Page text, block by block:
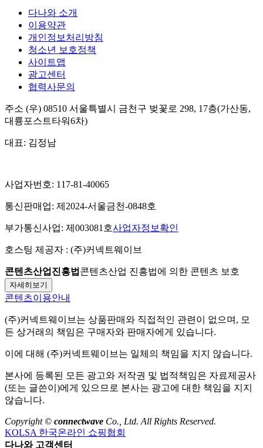
다나와 소개
이용약관
개인정보처리방침
청소년 보호정책
사이트맵
광고센터
협력사문의
주소 (우) 08510 서울특별시 금천구 벚꽃로 298, 17층(가산동,
대륭포스트타워6차)
대표: 김정남
사업자번호: 117-81-40065
통신판매업: 제2024-서울금천-0848호
부가통신사업: 제003081호사업자정보확인
호스팅 제공자 : (주)커넥트웨이브
콘텐츠산업진흥법 콘텐츠산업 진흥법에 의한 콘텐츠 보호
자세히보기
콘텐츠이용안내
(주)커넥트웨이브 는 상품판매와 직접적인 관련이 없으며, 모
든 상거래의 책임은 구매자와 판매자에게 있습니다.
이에 대해 (주)커넥트웨이브 는 일체의 책임을 지지 않습니다.
본사에 등록된 모든 광고와 저작권 및 법적책임은 자료제공사
(또는 글쓴이)에게 있으므로 본사는 광고에 대한 책임을 지지
않습니다.
Copyright © connectwave Co., Ltd. All Rights Reserved.
KOLSA 한국온라인 쇼핑협회
다나와 고객센터